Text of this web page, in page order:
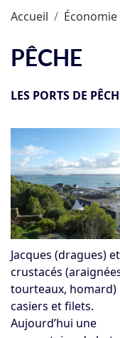
Accueil Économie
PÊCHE
LES PORTS DE
Jacques (dragues)
crustacés
tourteaux, homard)
casiers et filets.
Aujourd’hui une